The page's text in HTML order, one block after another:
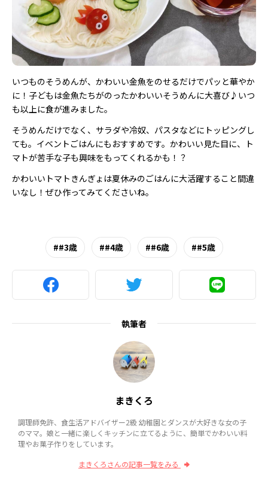
いつものそうめんが、かわいい金魚をのせるだけでパッと華やか
に！子どもは金魚たちがのったかわいいそうめんに大喜び♪いつ
も以上に食が進みました。
そうめんだけでなく、サラダや冷奴、パスタなどにトッピングし
ても。イベントごはんにもおすすめです。かわいい見た目に、ト
マトが苦手な子も興味をもってくれるかも！？
かわいいトマトきんぎょは夏休みのごはんに大活躍すること間違
いなし！ぜひ作ってみてくださいね。
#3歳 #4歳 #6歳 #5歳
執筆者
まきくろ
調理師免許、食生活アドバイザー2級 幼稚園とダンスが大好きな女の子
のママ。娘と一緒に楽しくキッチンに立てるように、簡単でかわいい料
理やお菓子作りをしています。
まきくろさんの記事一覧をみる